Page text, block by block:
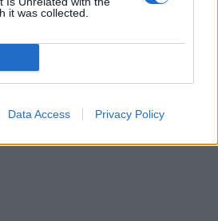
it was collected.
Data Access Privacy Policy